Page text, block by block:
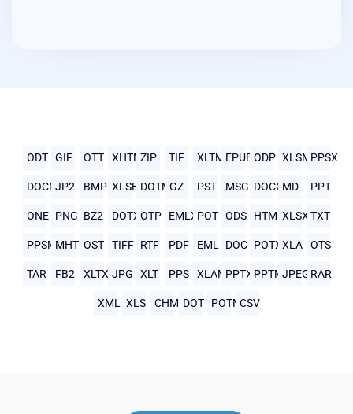
ODT GIF OTT XHTMLZIP TIF XLTM EPUB ODP XLSM PPSX
DOCMJP2 BMP XLSB DOTMGZ PST MSG DOCX MD PPT
ONE PNG BZ2 DOTXOTP EMLXPOT ODS HTMLXLSX TXT
PPSMMHTMLOST TIFF RTF PDF EML DOC POTX XLA OTS
TAR FB2 XLTX JPG XLT PPS XLAMPPTX PPTMJPEG RAR
XML XLS CHM DOT POTMCSV